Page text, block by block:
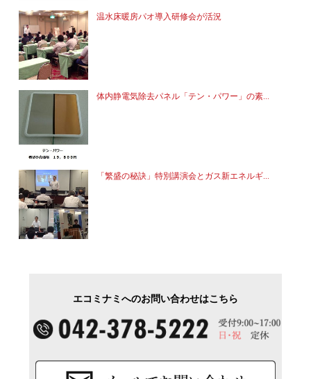
温水床暖房パオ導入研修会が活況
体内静電気除去パネル「テン・パワー」の素...
「繁盛の秘訣」特別講演会とガス新エネルギ...
エコミナミへのお問い合わせはこちら